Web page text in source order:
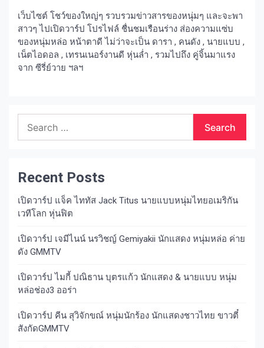
เว็บไซต์ โชว์ของใหญ่ๆ รวบรวมข่าวสารของหนุ่มๆ และจะพา
สาวๆ ไปเปิดวาร์ป โปรไฟล์ ชื่นชมเรือนร่าง ส่องความแซ่บ
ของหนุ่มหล่อ หน้าตาดี ไม่ว่าจะเป็น ดารา , คนดัง , นายแบบ ,
เน็ตไอดอล , เทรนเนอร์งานดี หุ่นล่ำ , รวมไปถึง คู่จิ้นมาแรง
จาก ซีรี่ย์วาย ฯลฯ
for:
Recent Posts
เปิดวาร์ป แจ็ค ไททัส Jack Titus นายแบบหนุ่มไทยอเมริกัน
เวทีโลก หุ่นฟิต
เปิดวาร์ป เจมีไนน์ นรวิชญ์ Gemiyakii นักแสดง หนุ่มหล่อ ค่าย
ดัง GMMTV
เปิดวาร์ป ไมกี้ ปณิธาน บุตรแก้ว นักแสดง & นายแบบ หนุ่ม
หล่อช่อง3 ออร่า
เปิดวาร์ป คีน สุวิจักขณ์ หนุ่มนักร้อง นักแสดงชาวไทย ขาวตี๋
สังกัดGMMTV